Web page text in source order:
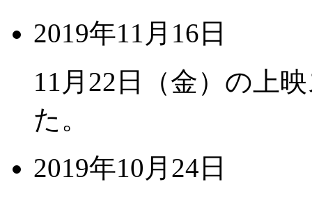
2019年11月16日
11月22日（金）の上
た。
2019年10月24日